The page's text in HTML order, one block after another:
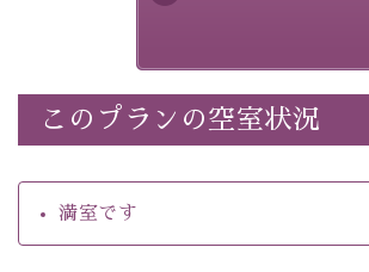
「全国新作花火チャレンジカップ2026」
全国屈指の煙火師20名による新作花火
最終日の優勝決定戦で構成されるトー
火大会です。
期間：下記の5日間 約20分間
このプランの空室状況
満室です